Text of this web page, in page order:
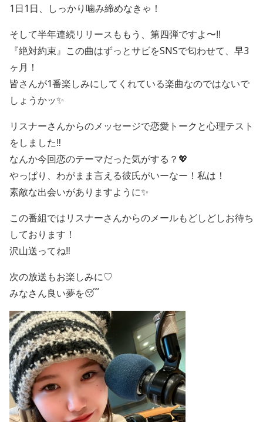
1日1日、しっかり噛み締めなきゃ！
そして半年連続リリースももう、第四弾ですよ〜‼️
『絶対約束』この曲はずっとサビをSNSで匂わせて、早3
ヶ月！
皆さんが1番楽しみにしてくれている楽曲なのではないで
しょうかッ✨
リスナーさんからのメッセージで恋愛トークと心理テスト
をしました‼️
なんか今回恋のテーマだった気がする？💖
やっぱり、わがまま言える彼氏がいーなー！私は！
素敵な出会いがありますように✨
この番組ではリスナーさんからのメールもどしどしお待ち
しております！
沢山送ってね‼️
次の放送もお楽しみに♡
みなさん良い夢を😴